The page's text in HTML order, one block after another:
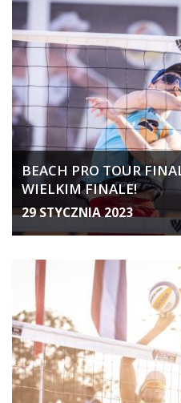
BEACH PRO TOUR
WIELKIM FINALE!
29 STYCZNIA 2023